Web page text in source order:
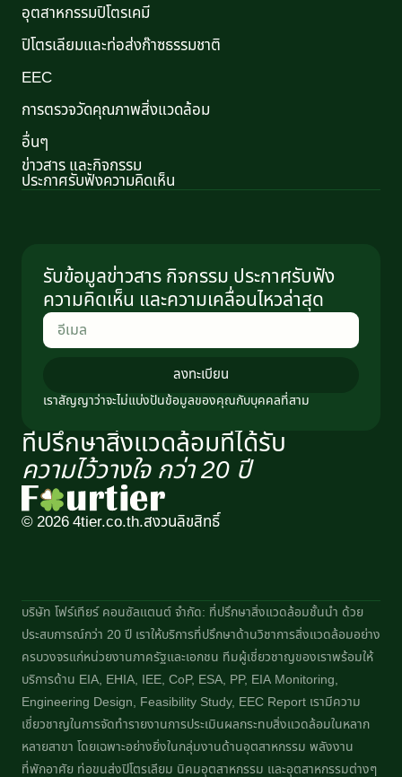
อุตสาหกรรมปิโตรเคมี
ปิโตรเลียมและท่อส่งก๊าซธรรมชาติ
EEC
การตรวจวัดคุณภาพสิ่งแวดล้อม
อื่นๆ
ข่าวสาร และกิจกรรม
ประกาศรับฟังความคิดเห็น
ที่ปรึกษาสิ่งแวดล้อมที่ได้รับ
ความไว้วางใจ กว่า 20 ปี​
© 2026 4tier.co.th.สงวนลิขสิทธิ์
รับข้อมูลข่าวสาร กิจกรรม ประกาศรับฟัง
ความคิดเห็น และความเคลื่อนไหวล่าสุด
ลงทะเบียน
เราสัญญาว่าจะไม่แบ่งปันข้อมูลของคุณกับบุคคลที่สาม
บริษัท โฟร์เทียร์ คอนซัลแตนต์ จำกัด: ที่ปรึกษาสิ่งแวดล้อมชั้นนำ ด้วย
ประสบการณ์กว่า 20 ปี เราให้บริการที่ปรึกษาด้านวิชาการสิ่งแวดล้อมอย่าง
ครบวงจรแก่หน่วยงานภาครัฐและเอกชน ทีมผู้เชี่ยวชาญของเราพร้อมให้
บริการด้าน EIA, EHIA, IEE, CoP, ESA, PP, EIA Monitoring,
Engineering Design, Feasibility Study, EEC Report เรามีความ
เชี่ยวชาญในการจัดทำรายงานการประเมินผลกระทบสิ่งแวดล้อมในหลาก
หลายสาขา โดยเฉพาะอย่างยิ่งในกลุ่มงานด้านอุตสาหกรรม พลังงาน
ที่พักอาศัย ท่อขนส่งปิโตรเลียม นิคมอุตสาหกรรม และอุตสาหกรรมต่างๆ